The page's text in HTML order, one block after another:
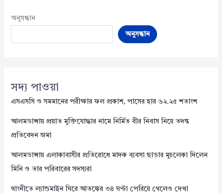
অনুসন্ধান
অনুসন্ধান
সদ্য পাওয়া
এসএসসি ও সমমানের পরীক্ষার ফল প্রকাশ, পাসের হার ৬২.২৫ শতাংশ
আলমডাঙ্গায় প্রয়াত মুক্তিযোদ্ধার নামে নির্মিত বীর নিবাস নিয়ে তদন্ত
প্রতিবেদন জমা
আলমডাঙ্গায় এলাকাবাসীর প্রতিরোধে মাদক ব্যবসা ছাড়ার মুচলেকা দিলেন
মিনি ও তার পরিবারের সদস্যরা
গাংনীতে ল্যান্ডমাইন ঘিরে আতঙ্কের ৩৪ ঘণ্টা পেরিয়ে গেলেও দেখা